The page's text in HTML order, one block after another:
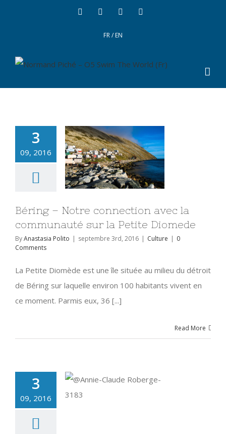
FR/EN
3
09, 2016
Béring – Notre connection avec la
communauté sur la Petite Diomede
ByAnastasia Polito | septembre 3rd, 2016 | Culture | 0
Comments
La Petite Diomède est une île située au milieu du détroit
de Béring sur laquelle environ 100 habitants vivent en
ce moment. Parmis eux, 36 [...]
Read More
3
09, 2016